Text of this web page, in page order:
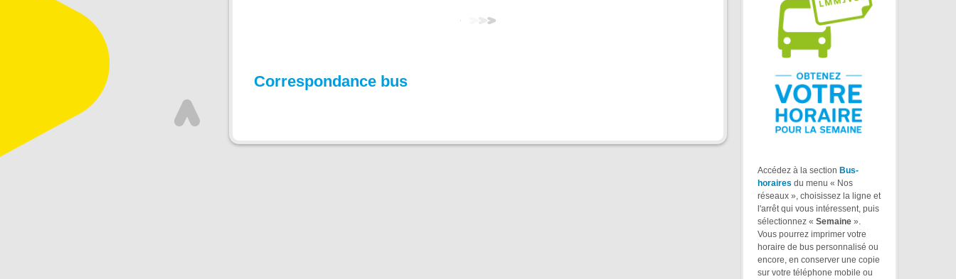
Correspondance bus
Accédez à la section Bus-
horaires du menu « Nos
réseaux », choisissez la ligne et
l'arrêt qui vous intéressent, puis
sélectionnez « Semaine ».
Vous pourrez imprimer votre
horaire de bus personnalisé ou
encore, en conserver une copie
sur votre téléphone mobile ou